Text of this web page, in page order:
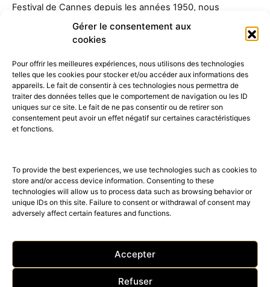
Gérer le consentement aux
cookies
Pour offrir les meilleures expériences, nous utilisons des technologies
telles que les cookies pour stocker et/ou accéder aux informations des
appareils. Le fait de consentir à ces technologies nous permettra de
traiter des données telles que le comportement de navigation ou les ID
uniques sur ce site. Le fait de ne pas consentir ou de retirer son
consentement peut avoir un effet négatif sur certaines caractéristiques
et fonctions.
To provide the best experiences, we use technologies such as cookies to
store and/or access device information. Consenting to these
technologies will allow us to process data such as browsing behavior or
unique IDs on this site. Failure to consent or withdrawal of consent may
adversely affect certain features and functions.
Accepter
Refuser
Festival de Cannes depuis les années 1950, nous
52K 15K